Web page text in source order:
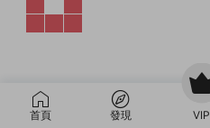
首頁 發現 VIP